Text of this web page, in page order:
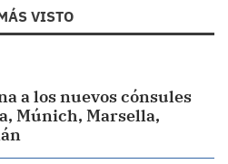
VISTO
a los nuevos cónsules
Múnich, Marsella,